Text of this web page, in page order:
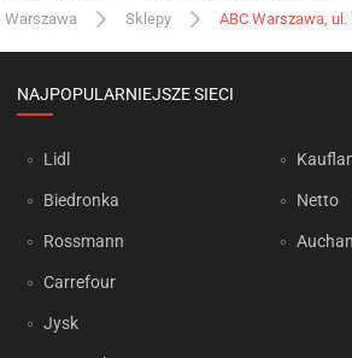
Warszawa
Sklepy ABC Warszawa, ul.
NAJPOPULARNIEJSZE SIECI
Lidl
Biedronka
Rossmann
Carrefour
Jysk
Netto